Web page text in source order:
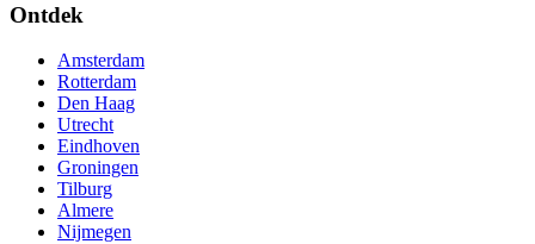
Ontdek
Amsterdam
Rotterdam
Den Haag
Utrecht
Eindhoven
Groningen
Tilburg
Almere
Nijmegen